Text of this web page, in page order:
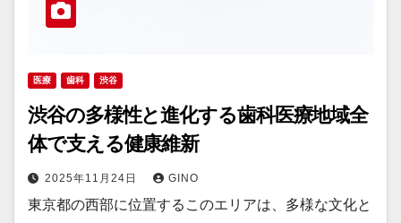
医療 歯科 渋谷
渋谷の多様性と進化する歯科医療地域全
体で支える健康維新
2025年11月24日 GINO
東京都の西部に位置するこのエリアは、多様な文化と